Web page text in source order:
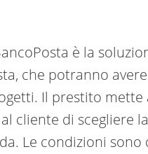
è la
che potranno
Il prestito mette
cliente di scegliere
Le condizioni sono